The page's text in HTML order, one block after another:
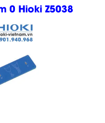
0 Hioki Z5038